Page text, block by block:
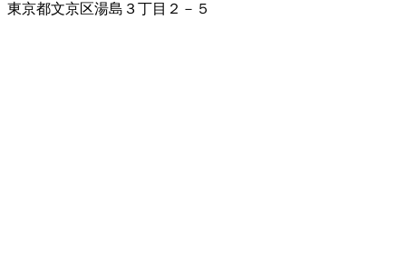
東京都文京区湯島３丁目２－５